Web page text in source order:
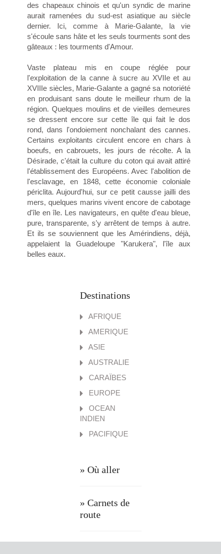
des chapeaux chinois et qu'un syndic de marine
aurait ramenées du sud-est asiatique au siècle
dernier. Ici, comme à Marie-Galante, la vie
s'écoule sans hâte et les seuls tourments sont des
gâteaux : les tourments d'Amour.
Vaste plateau mis en coupe réglée pour
l'exploitation de la canne à sucre au XVIIe et au
XVIIIe siècles, Marie-Galante a gagné sa notoriété
en produisant sans doute le meilleur rhum de la
région. Quelques moulins et de vieilles demeures
se dressent encore sur cette île qui fait le dos
rond, dans l'ondoiement nonchalant des cannes.
Certains exploitants circulent encore en chars à
boeufs, en cabrouets, les jours de récolte. A la
Désirade, c'était la culture du coton qui avait attiré
l'établissement des Européens. Avec l'abolition de
l'esclavage, en 1848, cette économie coloniale
périclita. Aujourd'hui, sur ce petit causse jailli des
mers, quelques marins vivent encore de cabotage
d'île en île. Les navigateurs, en quête d'eau bleue,
pure, transparente, s'y arrêtent de temps à autre.
Et ils se souviennent que les Amérindiens, déjà,
appelaient la Guadeloupe "Karukera", l'île aux
belles eaux.
Destinations
AFRIQUE
AMERIQUE
ASIE
AUSTRALIE
CARAÏBES
EUROPE
OCEAN
INDIEN
PACIFIQUE
» Où aller
» Carnets de
route